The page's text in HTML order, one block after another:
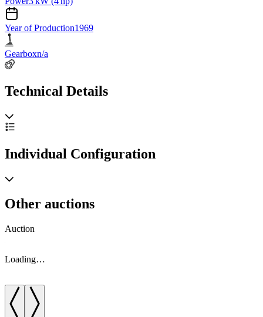
Year of Production1969
Gearboxn/a
Technical Details
Individual Configuration
Other auctions
Auction
Loading…